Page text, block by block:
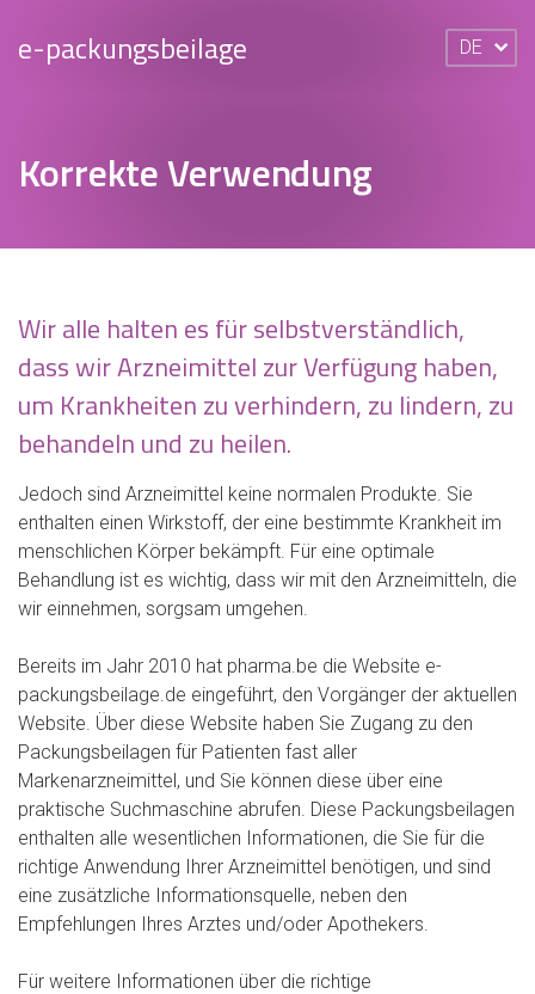
e-packungsbeilage DE
Korrekte Verwendung
Wir alle halten es für selbstverständlich,
dass wir Arzneimittel zur Verfügung haben,
um Krankheiten zu verhindern, zu lindern, zu
behandeln und zu heilen.
Jedoch sind Arzneimittel keine normalen Produkte. Sie
enthalten einen Wirkstoff, der eine bestimmte Krankheit im
menschlichen Körper bekämpft. Für eine optimale
Behandlung ist es wichtig, dass wir mit den Arzneimitteln, die
wir einnehmen, sorgsam umgehen.
Bereits im Jahr 2010 hat pharma.be die Website e-
packungsbeilage.de eingeführt, den Vorgänger der aktuellen
Website. Über diese Website haben Sie Zugang zu den
Packungsbeilagen für Patienten fast aller
Markenarzneimittel, und Sie können diese über eine
praktische Suchmaschine abrufen. Diese Packungsbeilagen
enthalten alle wesentlichen Informationen, die Sie für die
richtige Anwendung Ihrer Arzneimittel benötigen, und sind
eine zusätzliche Informationsquelle, neben den
Empfehlungen Ihres Arztes und/oder Apothekers.
Für weitere Informationen über die richtige